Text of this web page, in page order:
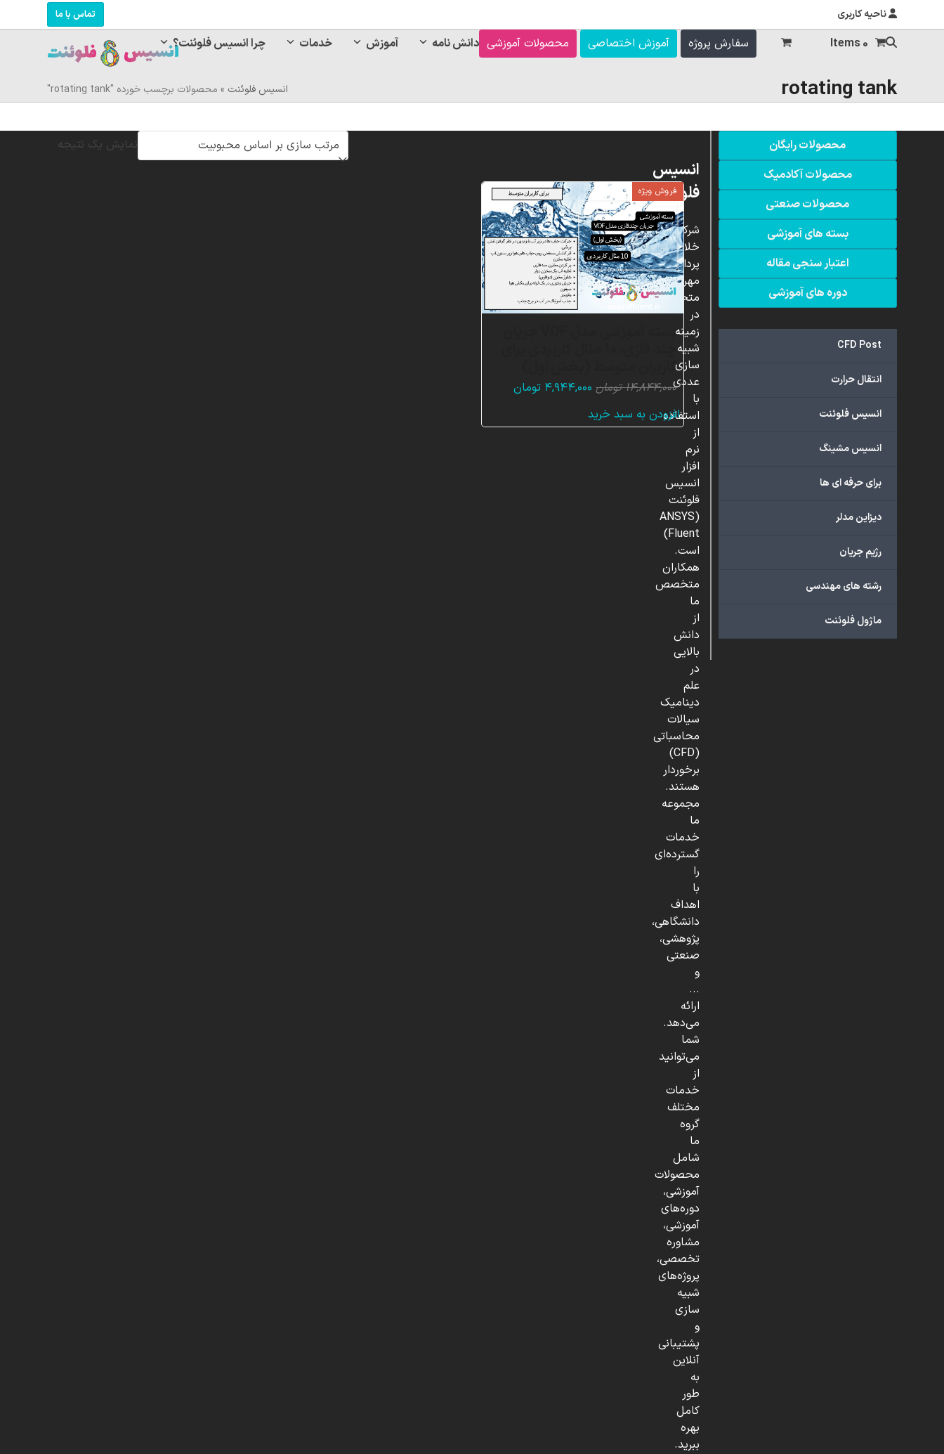
ناحیه کاربری تماس با ما
چرا انسیس فلوئنت؟ خدمات آموزش دانش نامه محصولات آموزشی آموزش اختصاصی سفارش پروژه 0 Items
rotating tank انسیس فلوئنت » محصولات برچسب خورده "rotating tank"
نمایش یک نتیجه
فروش ویژه
کاربران متوسط (بخش اول)
۱۴,۸۴۴,۰۰۰ تومان قیمت
۴,۹۴۴,۰۰۰ تومانقیمت
افزودن به سبد خرید
محصولات رایگان
محصولات آکادمیک
محصولات صنعتی
بسته های آموزشی
اعتبار سنجی مقاله
دوره های آموزشی
CFD Post
انتقال حرارت
انسیس فلوئنت
انسیس مشینگ
برای حرفه ای ها
دیزاین مدلر
رژیم جریان
رشته های مهندسی
ماژول فلوئنت
انسیس
فلوئنت
شرکت
خلاق
پردازشگران
مهر،
متخصص
در
زمینه
شبیه
سازی
عددی
با
استفاده
از
نرم
افزار
انسیس
فلوئنت
(ANSYS
Fluent)
است.
همکاران
متخصص
ما
از
دانش
بالایی
در
علم
دینامیک
سیالات
محاسباتی
(CFD)
برخوردار
هستند.
مجموعه
ما
خدمات
گسترده‌ای
را
با
اهداف
دانشگاهی،
پژوهشی،
صنعتی
و
...
ارائه
می‌دهد.
شما
می‌توانید
از
خدمات
مختلف
گروه
ما
شامل
محصولات
آموزشی،
دوره‌های
آموزشی،
مشاوره
تخصصی،
پروژه‌های
شبیه
سازی
و
پشتیبانی
آنلاین
به
طور
کامل
بهره
ببرید.